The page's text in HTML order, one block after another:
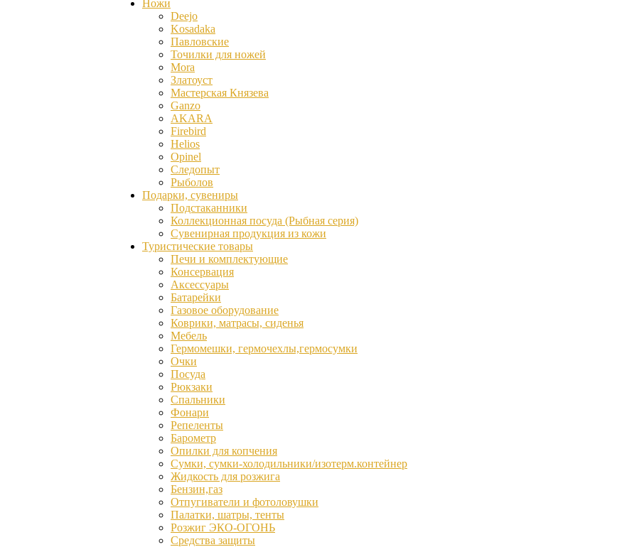
Ножи
Deejo
Kosadaka
Павловские
Точилки для ножей
Mora
Златоуст
Мастерская Князева
Ganzо
AKARA
Firebird
Helios
Opinel
Следопыт
Рыболов
Подарки, сувениры
Подстаканники
Коллекционная посуда (Рыбная серия)
Сувенирная продукция из кожи
Туристические товары
Печи и комплектующие
Консервация
Аксессуары
Батарейки
Газовое оборудование
Коврики, матрасы, сиденья
Мебель
Гермомешки, гермочехлы,гермосумки
Очки
Посуда
Рюкзаки
Спальники
Фонари
Репеленты
Барометр
Опилки для копчения
Сумки, сумки-холодильники/изотерм.контейнер
Жидкость для розжига
Бензин,газ
Отпугиватели и фотоловушки
Палатки, шатры, тенты
Розжиг ЭКО-ОГОНЬ
Средства защиты